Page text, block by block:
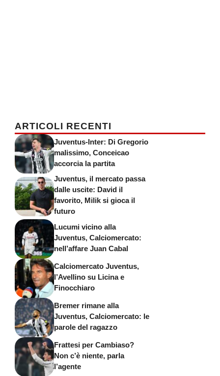
ARTICOLI RECENTI
Juventus-Inter: Di Gregorio
malissimo, Conceicao
accorcia la partita
Juventus, il mercato passa
dalle uscite: David il
favorito, Milik si gioca il
futuro
Lucumi vicino alla
Juventus, Calciomercato:
nell’affare Juan Cabal
Calciomercato Juventus,
l’Avellino su Licina e
Finocchiaro
Bremer rimane alla
Juventus, Calciomercato: le
parole del ragazzo
Frattesi per Cambiaso?
Non c’è niente, parla
l’agente